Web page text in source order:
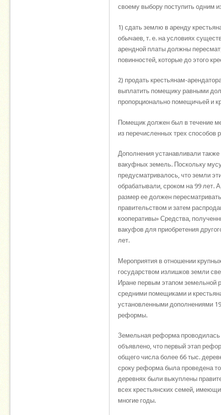
своему выбору поступить одним
1) сдать землю в аренду
обычаев, т. е. на условиях
арендной платы должны
повинностей, которые до этого
2) продать крестьянам-
выплатить помещику равными
пропорционально помещичьей и
Помещик должен был в течение
из перечисленных трех способов
Дополнения устанавливали
вакуфных земель. Поскольку
предусматривалось, что земли
обрабатывали, сроком на 99 лет.
размер ее должен
правительством и затем
кооперативы» Средства,
вакуфов для приобретения
лет.
Мероприятия в отношении
государством излишков земли
Иране первым этапом земельной
средними помещиками и
установленными дополнениями
реформы.
Земельная реформа
объявлено, что первый этап
общего числа более 66 тыс.
сроку реформа была проведена
деревнях были выкуплены
всех крестьянских семей,
многие годы.